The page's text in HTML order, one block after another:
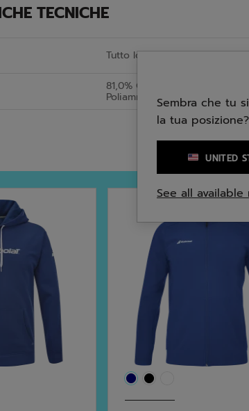
TECNICHE
Tutto lo sport
81,0% Cotone, 11,0%
Poliammide, 3,4% Elastodiene
Sembra che tu
la tua posizione?
UNITED
See all